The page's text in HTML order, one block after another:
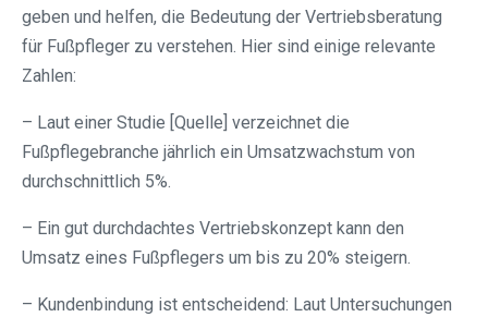
geben und helfen, die Bedeutung der Vertriebsberatung
für Fußpfleger zu verstehen. Hier sind einige relevante
Zahlen:
– Laut einer Studie [Quelle] verzeichnet die
Fußpflegebranche jährlich ein Umsatzwachstum von
durchschnittlich 5%.
– Ein gut durchdachtes Vertriebskonzept kann den
Umsatz eines Fußpflegers um bis zu 20% steigern.
– Kundenbindung ist entscheidend: Laut Untersuchungen